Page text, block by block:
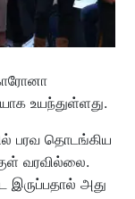
உயந்துள்ளது.
பரவ தொடங்கிய
வரவில்லை.
அது